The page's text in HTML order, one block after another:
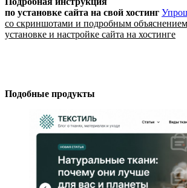
по установке сайта на свой хостинг
со скриншотами и подробным
установке и настройке сайта на хостинге
Подобные продукты